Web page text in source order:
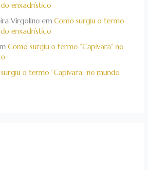
enxadrístico
Virgolino emComo surgiu o termo
enxadrístico
Como surgiu o termo “Capivara” no
o termo “Capivara” no mundo